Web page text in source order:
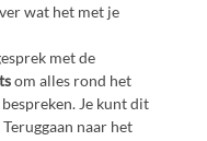
wat het met je
met de
om alles rond het
Je kunt dit
naar het